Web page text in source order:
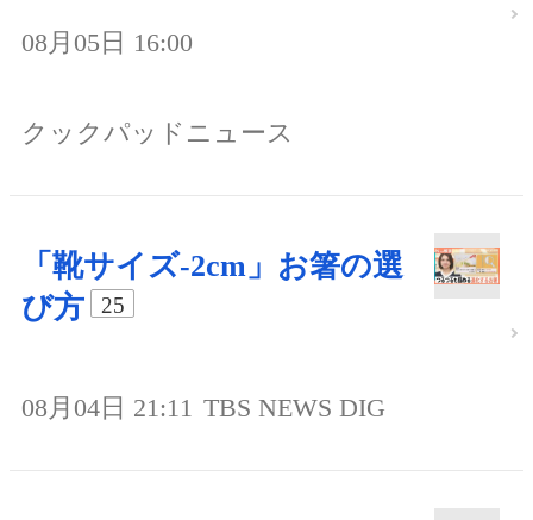
08月05日 16:00
クックパッドニュース
「靴サイズ-2cm」お箸の選
び方
25
08月04日 21:11 TBS NEWS DIG